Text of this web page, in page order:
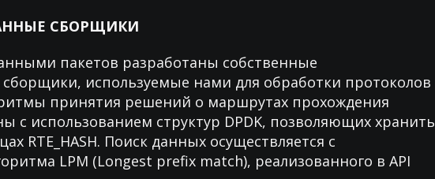
СБОРЩИКИ
пакетов разработаны собственные
используемые нами для обработки протоколов
принятия решений о маршрутах прохождения
с использованием структур DPDK, позволяющих хранить
RTE_HASH. Поиск данных осуществляется с
LPM (Longest prefix match), реализованного в API